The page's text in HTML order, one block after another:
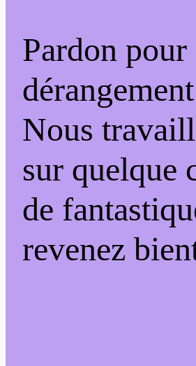
Pardon pour
Nous
sur quelque
de
revenez